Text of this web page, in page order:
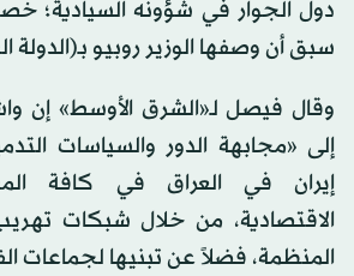
دول الجوار في شؤونه السيادية؛
سبق أن وصفها الوزير روبيو بـ(الدولة
وقال فيصل لـ«الشرق الأوسط» إن
إلى «مجابهة الدور والسياسات
إيران في العراق في كافة
الاقتصادية، من خلال شبكات
المنظمة، فضلاً عن تبنيها لجماعات